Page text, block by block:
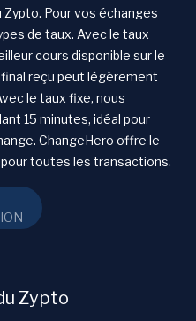
Pour vos échanges
de taux. Avec le taux
cours disponible sur le
reçu peut légèrement
le taux fixe, nous
15 minutes, idéal pour
ChangeHero offre le
toutes les transactions.
Zypto